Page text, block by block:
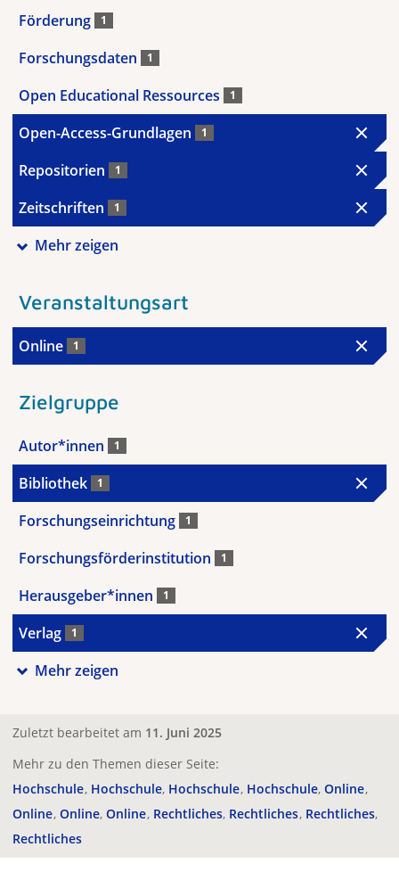
Förderung 1
Forschungsdaten 1
Open Educational Ressources 1
Open-Access-Grundlagen 1
Repositorien 1
Zeitschriften 1
Mehr zeigen
Veranstaltungsart
Online 1
Zielgruppe
Autor*innen 1
Bibliothek 1
Forschungseinrichtung 1
Forschungsförderinstitution 1
Herausgeber*innen 1
Verlag 1
Mehr zeigen
Zuletzt bearbeitet am 11. Juni 2025
Mehr zu den Themen dieser Seite:
Hochschule Hochschule Hochschule Hochschule Online
Online Online Online Rechtliches Rechtliches Rechtliches
Rechtliches